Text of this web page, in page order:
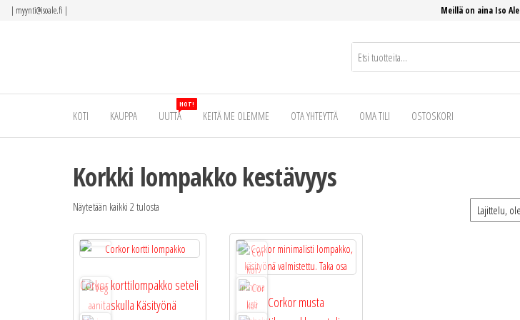
Siirry
| myynti@isoale.fi | Meillä on aina Iso Ale
KOTI KAUPPA UUTTA
HOT!
KEITÄ ME OLEMME OTA YHTEYTTÄ OMA TILI OSTOSKORI
Korkki lompakko kestävyys
Näytetään kaikki 2 tulosta
Corkor korttilompakko seteli
taskulla Käsityönä
Corkor musta